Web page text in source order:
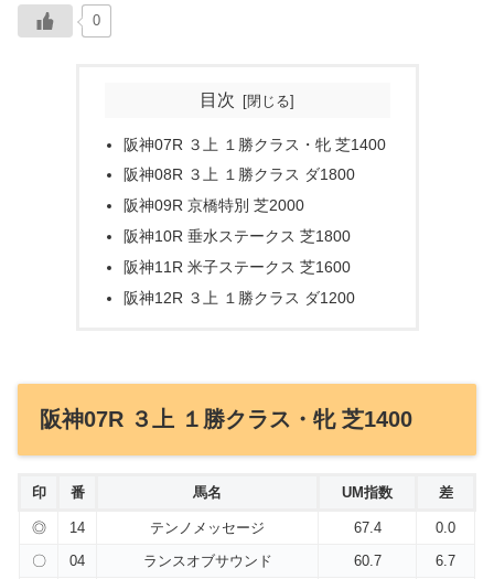
0
目次
阪神07R ３上 １勝クラス・牝 芝1400
阪神08R ３上 １勝クラス ダ1800
阪神09R 京橋特別 芝2000
阪神10R 垂水ステークス 芝1800
阪神11R 米子ステークス 芝1600
阪神12R ３上 １勝クラス ダ1200
阪神07R ３上 １勝クラス・牝 芝1400
印 番 馬名 UM指数 差
◎ 14 テンノメッセージ 67.4
0.0
〇
04 ランスオブサウンド 60.7
6.7